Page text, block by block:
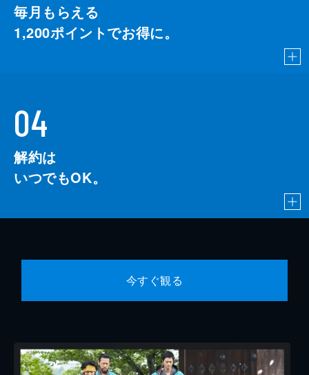
毎月もらえる
1,200ポイントでお得に。
04
解約は
いつでもOK。
今すぐ観る